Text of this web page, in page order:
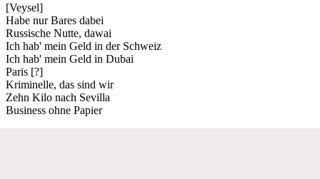
[Veysel]
Habe nur Bares dabei
Russische Nutte, dawai
Ich hab' mein Geld in der Schweiz
Ich hab' mein Geld in Dubai
Paris [?]
Kriminelle, das sind wir
Zehn Kilo nach Sevilla
Business ohne Papier